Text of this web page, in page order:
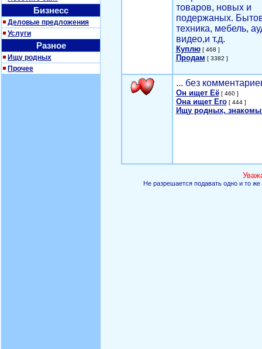
Бизнесс
Деловые предложения
Услуги
Разное
Ищу родных
Прочее
товаров, новых и
подержаных.
техника, мебель,
видео,и т.д.
Куплю[ 468 ]
Продам [ 3382 ]
... без
Он ищет Её[ 460 ]
Она ищет Его[ 444 ]
Ищу родных,
Не разрешается подавать одно и то